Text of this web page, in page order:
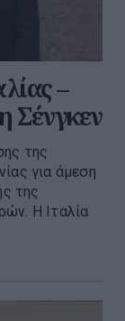
–
Σένγκεν
της
για άμεση
της
Η Ιταλία